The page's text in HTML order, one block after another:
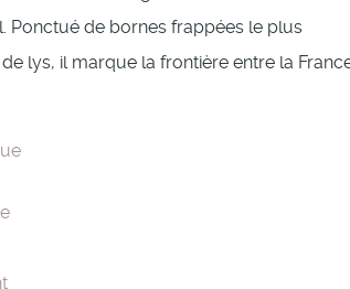
Ponctué de bornes frappées le plus
lys, il marque la frontière entre la